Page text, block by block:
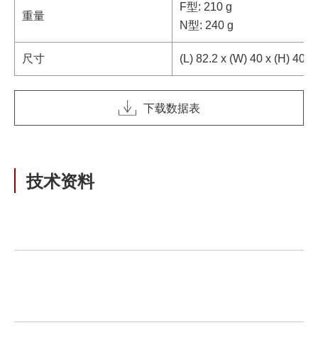
重量
F型: 210 g
N型: 240 g
尺寸 (L) 82.2 x (W) 40 x (H) 40
下载数据表
技术资料